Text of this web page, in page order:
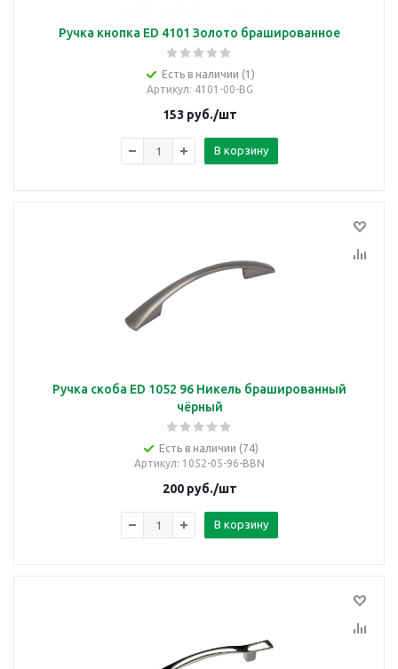
Ручка кнопка ED 4101 Золото брашированное
Есть в наличии (1)
Артикул: 4101-00-BG
153 руб./шт
В корзину
Ручка скоба ED 1052 96 Никель брашированный
чёрный
Есть в наличии (74)
Артикул: 1052-05-96-BBN
200руб./шт
В корзину